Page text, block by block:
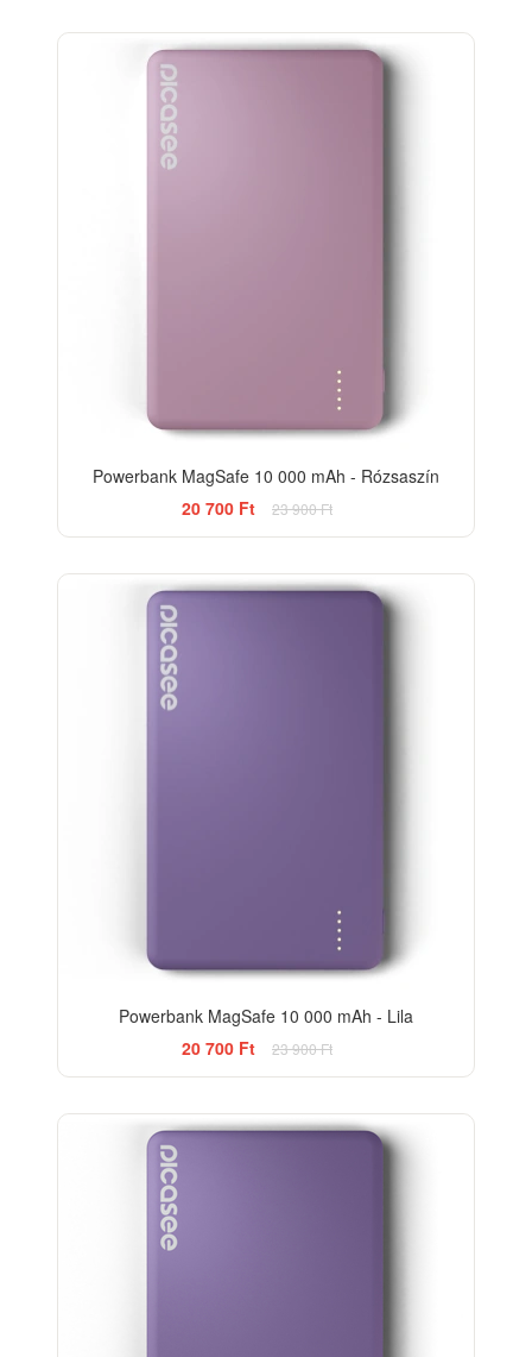
Powerbank MagSafe 10 000 mAh - Rózsaszín
20 700 Ft
23 900 Ft
Powerbank MagSafe 10 000 mAh - Lila
20 700 Ft
23 900 Ft